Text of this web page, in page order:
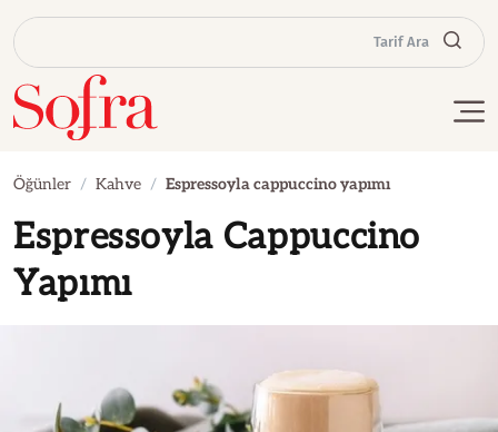
Tarif Ara
Öğünler Kahve Espressoyla cappuccino yapımı
Espressoyla Cappuccino
Yapımı